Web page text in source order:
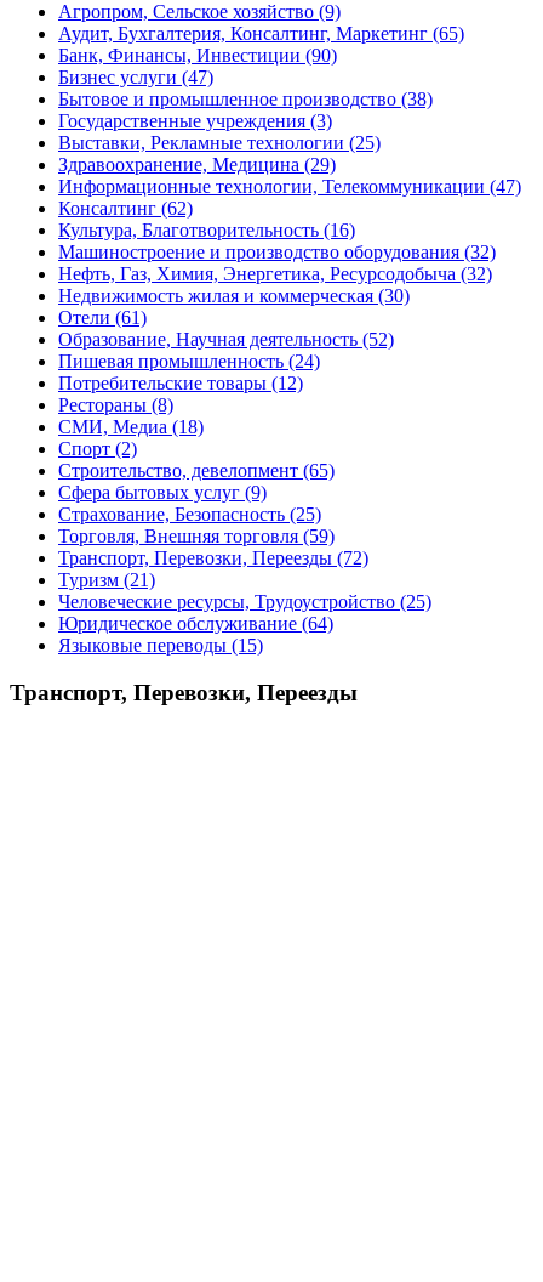
Агропром, Сельское хозяйство (9)
Аудит, Бухгалтерия, Консалтинг, Маркетинг (65)
Банк, Финансы, Инвестиции (90)
Бизнес услуги (47)
Бытовое и промышленное производство (38)
Государственные учреждения (3)
Выставки, Рекламные технологии (25)
Здравоохранение, Медицина (29)
Информационные технологии, Телекоммуникации (47)
Консалтинг (62)
Культура, Благотворительность (16)
Машиностроение и производство оборудования (32)
Нефть, Газ, Химия, Энергетика, Ресурсодобыча (32)
Недвижимость жилая и коммерческая (30)
Отели (61)
Образование, Научная деятельность (52)
Пишевая промышленность (24)
Потребительские товары (12)
Рестораны (8)
СМИ, Медиа (18)
Спорт (2)
Строительство, девелопмент (65)
Сфера бытовых услуг (9)
Страхование, Безопасность (25)
Торговля, Внешняя торговля (59)
Транспорт, Перевозки, Переезды (72)
Туризм (21)
Человеческие ресурсы, Трудоустройство (25)
Юридическое обслуживание (64)
Языковые переводы (15)
Транспорт, Перевозки, Переезды